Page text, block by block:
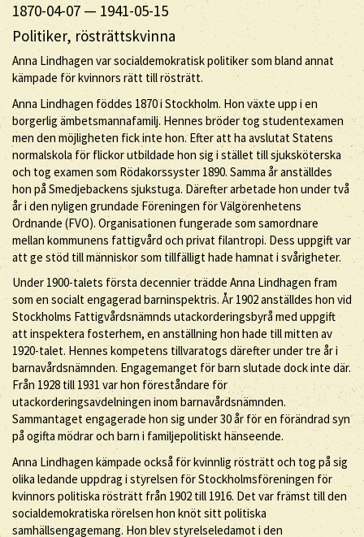
1870-04-07 — 1941-05-15
Politiker, rösträttskvinna
Anna Lindhagen var socialdemokratisk politiker som bland annat
kämpade för kvinnors rätt till rösträtt.
Anna Lindhagen föddes 1870 i Stockholm. Hon växte upp i en
borgerlig ämbetsmannafamilj. Hennes bröder tog studentexamen
men den möjligheten fick inte hon. Efter att ha avslutat Statens
normalskola för flickor utbildade hon sig i stället till sjuksköterska
och tog examen som Rödakorssyster 1890. Samma år anställdes
hon på Smedjebackens sjukstuga. Därefter arbetade hon under två
år i den nyligen grundade Föreningen för Välgörenhetens
Ordnande (FVO). Organisationen fungerade som samordnare
mellan kommunens fattigvård och privat filantropi. Dess uppgift var
att ge stöd till människor som tillfälligt hade hamnat i svårigheter.
Under 1900-talets första decennier trädde Anna Lindhagen fram
som en socialt engagerad barninspektris. År 1902 anställdes hon vid
Stockholms Fattigvårdsnämnds utackorderingsbyrå med uppgift
att inspektera fosterhem, en anställning hon hade till mitten av
1920-talet. Hennes kompetens tillvaratogs därefter under tre år i
barnavårdsnämnden. Engagemanget för barn slutade dock inte där.
Från 1928 till 1931 var hon föreståndare för
utackorderingsavdelningen inom barnavårdsnämnden.
Sammantaget engagerade hon sig under 30 år för en förändrad syn
på ogifta mödrar och barn i familjepolitiskt hänseende.
Anna Lindhagen kämpade också för kvinnlig rösträtt och tog på sig
olika ledande uppdrag i styrelsen för Stockholmsföreningen för
kvinnors politiska rösträtt från 1902 till 1916. Det var främst till den
socialdemokratiska rörelsen hon knöt sitt politiska
samhällsengagemang. Hon blev styrelseledamot i den